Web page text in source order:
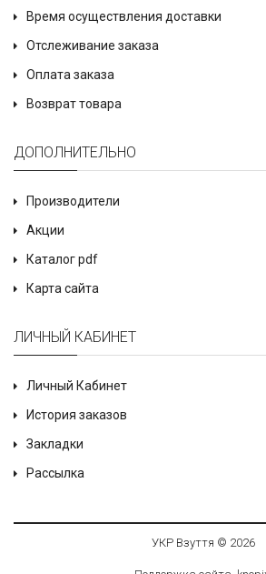
Время осуществления доставки
Отслеживание заказа
Оплата заказа
Возврат товара
ДОПОЛНИТЕЛЬНО
Производители
Акции
Каталог pdf
Карта сайта
ЛИЧНЫЙ КАБИНЕТ
Личный Кабинет
История заказов
Закладки
Рассылка
УКР Взуття © 2026